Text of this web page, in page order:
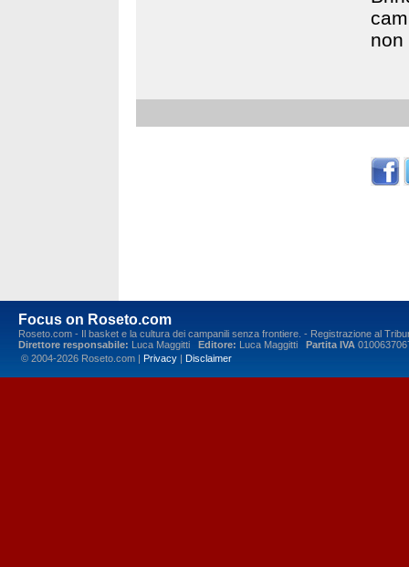
non
Focus on Roseto.com
Roseto.com - Il basket e la cultura dei campanili senza frontiere. - Registrazione al
Direttore responsabile: Luca Maggitti Editore: Luca Maggitti Partita IVA
© 2004-2026 Roseto.com | Privacy | Disclaimer